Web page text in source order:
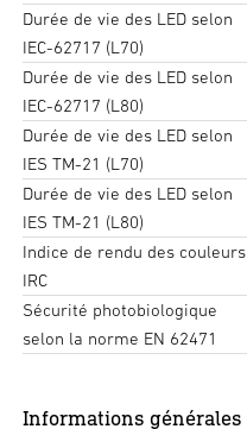
Durée de vie des LED selon
IEC-62717 (L70)
Durée de vie des LED selon
IEC-62717 (L80)
Durée de vie des LED selon
IES TM-21 (L70)
Durée de vie des LED selon
IES TM-21 (L80)
Indice de rendu des couleurs
IRC
Sécurité photobiologique
selon la norme EN 62471
Informations générales